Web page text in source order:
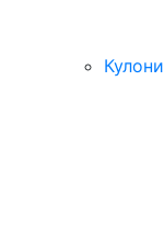
Кулони